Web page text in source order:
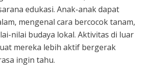
edukasi. Anak-anak dapat
mengenal cara bercocok tanam,
nilai budaya lokal. Aktivitas di luar
mereka lebih aktif bergerak
ingin tahu.